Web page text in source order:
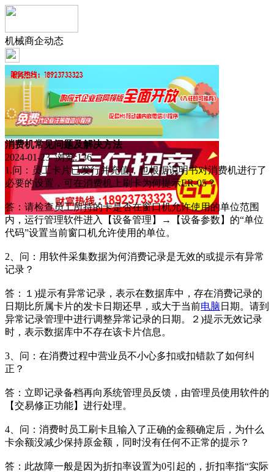
机械商企动态
消费机常见问题及解决方法
2024-01-23 浏览:136
1.问：员工卡片已发行并充值，也根据说明书对消费机进行了
必要的设置，可在消费机上刷卡为何提示ER-05？
答：请检查员工所持的卡是否在窗口机允许使用的单位范围
内，运行管理软件进入【设备管理】→【设备参数】的“单位
代码”设置当前窗口机允许使用的单位。
2、问：用软件采集数据为何消费记录是无效的或提示有异常
记录？
答：１)提示有异常记录，表示在数据库中，存在消费记录的
日期比所属卡片的发卡日期还早，或大于当前电脑 日期。请到
异常记录管理中进行调整异常记录的日期。２)提示无效记录
时，表示数据库中不存在该卡片信息。
3、问：在消费过程中营业员不小心多扣或扣错款了如何纠
正？
答：立即记录备档再向系统管理员反馈，由管理员使用软件的
【交易修正功能】进行处理。
4、问：消费时员工刷卡且输入了正确的金额确定后，为什么
卡余额没减少保持原金额，同时没有任何不正常的提示？
答：此故障一般是因为折扣率设置为0引起的，折扣率指“实际